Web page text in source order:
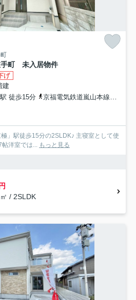
手町 未入居物件
げ
建
徒歩15分
京福電気鉄道嵐山本線「嵐電天神川」駅 徒歩26分
」駅徒歩15分の2SLDK♪ 主寝室として使
洋室では... もっと見る
/ 2SLDK